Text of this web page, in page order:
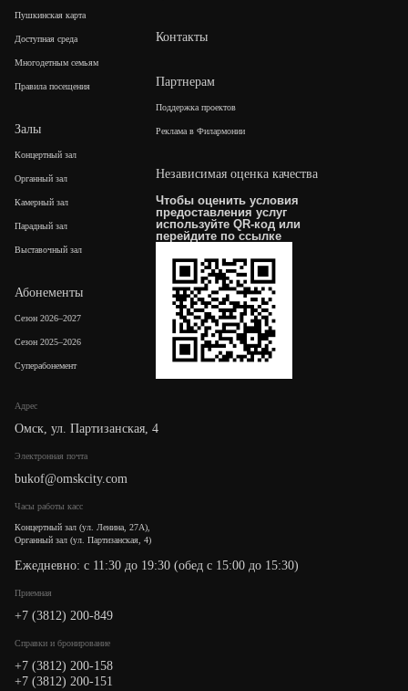
Адрес
Омск, ул. Партизанская, 4
Электронная почта
bukof@omskcity.com
Часы работы касс
Концертный зал (ул. Ленина, 27А),
Органный зал (ул. Партизанская, 4)
Ежедневно: с 11:30 до 19:30 (обед с 15:00 до 15:30)
Приемная
+7 (3812) 200-849
Cправки и бронирование
+7 (3812) 200-158
+7 (3812) 200-151
Пушкинская карта
Доступная среда
Многодетным семьям
Правила посещения
Залы
Концертный зал
Органный зал
Камерный зал
Парадный зал
Выставочный зал
Абонементы
Сезон 2026–2027
Сезон 2025–2026
Суперабонемент
Контакты
Партнерам
Поддержка проектов
Реклама в Филармонии
Независимая оценка качества
Чтобы оценить условия
предоставления услуг
используйте QR-код или
перейдите по ссылке